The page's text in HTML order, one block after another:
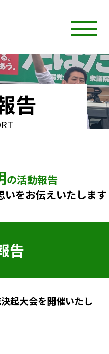
告
の活動報告
いをお伝えいたします
告
起大会を開催いたし